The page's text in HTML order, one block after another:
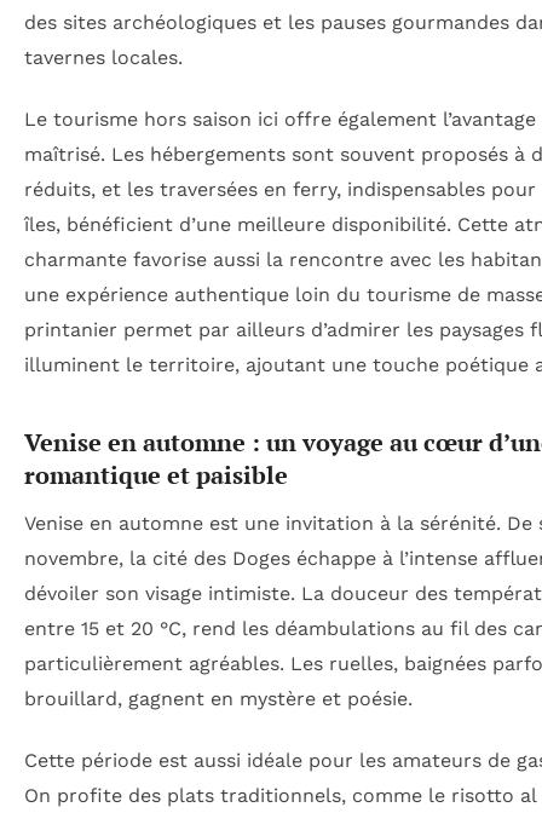
des sites archéologiques et les pauses gourmandes
tavernes locales.
Le tourisme hors saison ici offre également l’avantage
maîtrisé. Les hébergements sont souvent proposés à
réduits, et les traversées en ferry, indispensables
îles, bénéficient d’une meilleure disponibilité. Cette
charmante favorise aussi la rencontre avec les
une expérience authentique loin du tourisme de
printanier permet par ailleurs d’admirer les paysages
illuminent le territoire, ajoutant une touche poétique
Venise en automne : un voyage au cœur
romantique et paisible
Venise en automne est une invitation à la sérénité. De
novembre, la cité des Doges échappe à l’intense
dévoiler son visage intimiste. La douceur des
entre 15 et 20 °C, rend les déambulations au fil des
particulièrement agréables. Les ruelles, baignées
brouillard, gagnent en mystère et poésie.
Cette période est aussi idéale pour les amateurs de
On profite des plats traditionnels, comme le risotto al